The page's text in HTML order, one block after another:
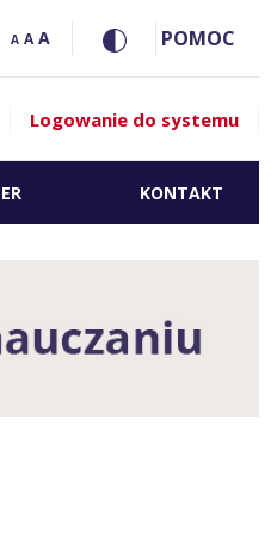
A A A POMOC
Logowanie do systemu
KONTAKT